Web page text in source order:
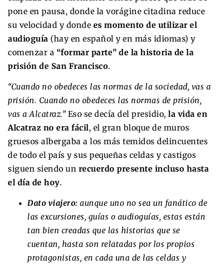
pone en pausa, donde la vorágine citadina reduce
su velocidad y donde es momento de utilizar el
audioguía (hay en español y en más idiomas) y
comenzar a “formar parte” de la historia de la
prisión de San Francisco.
“Cuando no obedeces las normas de la sociedad, vas a
prisión. Cuando no obedeces las normas de prisión,
vas a Alcatraz.” Eso se decía del presidio, la vida en
Alcatraz no era fácil, el gran bloque de muros
gruesos albergaba a los más temidos delincuentes
de todo el país y sus pequeñas celdas y castigos
siguen siendo un recuerdo presente incluso hasta
el día de hoy.
Dato viajero: aunque uno no sea un fanático de
las excursiones, guías o audioguías, estas están
tan bien creadas que las historias que se
cuentan, hasta son relatadas por los propios
protagonistas, en cada una de las celdas y